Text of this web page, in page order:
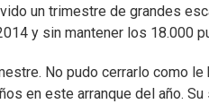
un trimestre de grandes
y sin mantener los 18.000
No pudo cerrarlo como
en este arranque del año.